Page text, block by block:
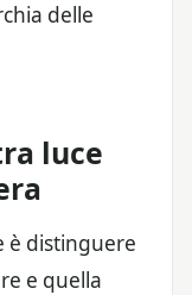
delle
luce
è distinguere
e quella